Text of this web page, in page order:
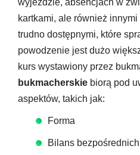
wyjeździe, absencjach w
kartkami, ale również
trudno dostępnymi, które
powodzenie jest dużo
kurs wystawiony przez
bukmacherskie biorą pod
aspektów, takich jak:
Forma
Bilans